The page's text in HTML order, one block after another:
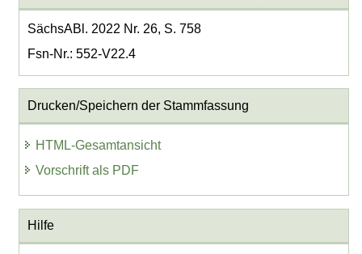
SächsABl. 2022 Nr. 26, S. 758
Fsn-Nr.: 552-V22.4
Drucken/Speichern der Stammfassung
HTML-Gesamtansicht
Vorschrift als PDF
Hilfe